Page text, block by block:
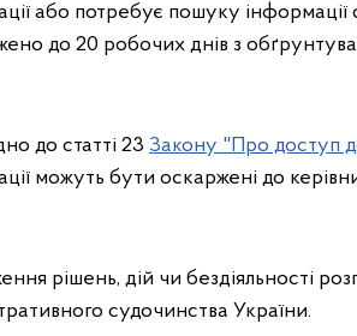
або потребує пошуку інформації
до 20 робочих днів з
до статті 23 Закону "Про доступ
можуть бути оскаржені до
рішень, дій чи бездіяльності
судочинства України.